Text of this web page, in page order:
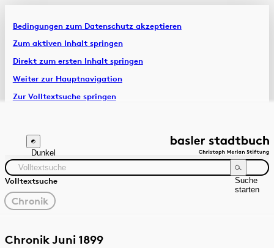
Bedingungen zum Datenschutz akzeptieren
Zum aktiven Inhalt springen
Direkt zum ersten Inhalt springen
Weiter zur Hauptnavigation
Zur Volltextsuche springen
Artikel & Dossiers
Chronik
Dunkel
Volltextsuche
Suche
starten
gewählter
Filter
Chronik
Quelle Zeitraum
Chronik Juni 1899